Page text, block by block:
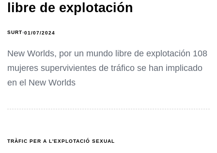
libre de explotación
SURT 01/07/2024
New Worlds, por un mundo libre de explotación 108
mujeres supervivientes de tráfico se han implicado
en el New Worlds
TRÀFIC PER A L'EXPLOTACIÓ SEXUAL